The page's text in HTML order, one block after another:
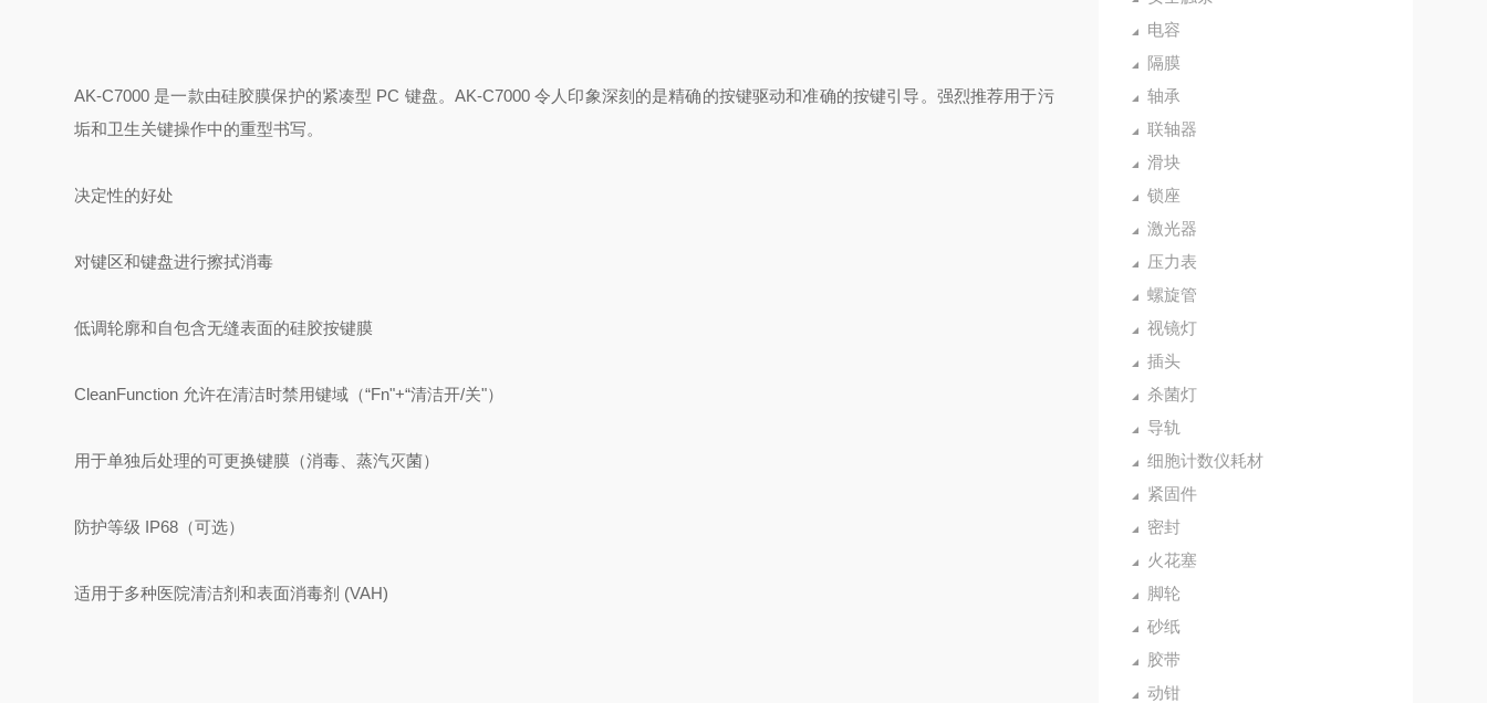
电容
隔膜
轴承
联轴器
滑块
锁座
激光器
压力表
螺旋管
视镜灯
插头
杀菌灯
导轨
细胞计数仪耗材
紧固件
密封
火花塞
脚轮
砂纸
胶带
动钳
AK-C7000 是一款由硅胶膜保护的紧凑型 PC 键盘。AK-C7000 令人印象深刻的是精确的按键驱动和准确的按键引导。强烈推荐用于污
垢和卫生关键操作中的重型书写。
决定性的好处
对键区和键盘进行擦拭消毒
低调轮廓和自包含无缝表面的硅胶按键膜
CleanFunction 允许在清洁时禁用键域（“Fn"+“清洁开/关"）
用于单独后处理的可更换键膜（消毒、蒸汽灭菌）
防护等级 IP68（可选）
适用于多种医院清洁剂和表面消毒剂 (VAH)